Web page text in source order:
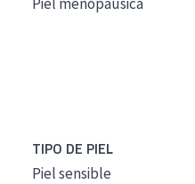
TIPO DE PIEL
Piel sensible